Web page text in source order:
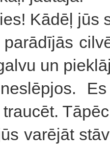
Kādēļ jūs
un
Es
varējāt